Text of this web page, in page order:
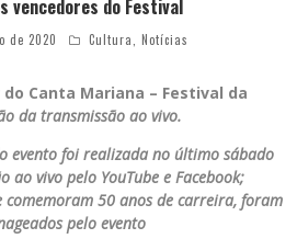
vencedores do Festival
de 2020 Cultura, Notícias
Canta Mariana – Festival da
da transmissão ao vivo.
evento foi realizada no último sábado
ao vivo pelo YouTube e Facebook;
comemoram 50 anos de carreira, foram
pelo evento